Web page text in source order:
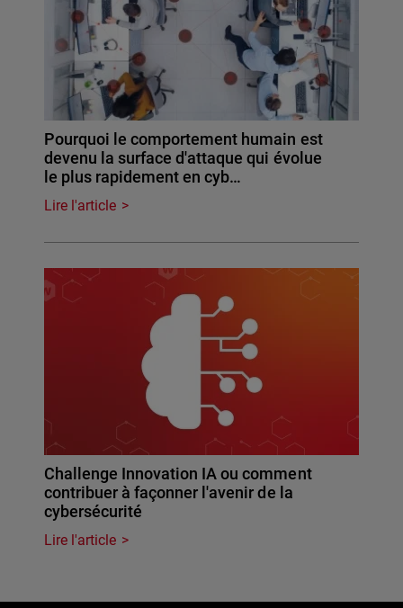
Pourquoi le comportement humain est
devenu la surface d'attaque qui évolue
le plus rapidement en cyb…
Lire l'article
Challenge Innovation IA ou comment
contribuer à façonner l'avenir de la
cybersécurité
Lire l'article